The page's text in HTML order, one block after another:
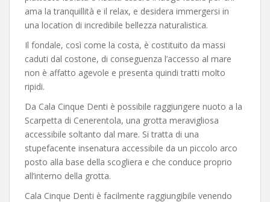
ama la tranquillità e il relax, e desidera immergersi in
una location di incredibile bellezza naturalistica.
Il fondale, così come la costa, è costituito da massi
caduti dal costone, di conseguenza l’accesso al mare
non è affatto agevole e presenta quindi tratti molto
ripidi.
Da Cala Cinque Denti è possibile raggiungere nuoto a la
Scarpetta di Cenerentola, una grotta meravigliosa
accessibile soltanto dal mare. Si tratta di una
stupefacente insenatura accessibile da un piccolo arco
posto alla base della scogliera e che conduce proprio
all’interno della grotta.
Cala Cinque Denti è facilmente raggiungibile venendo